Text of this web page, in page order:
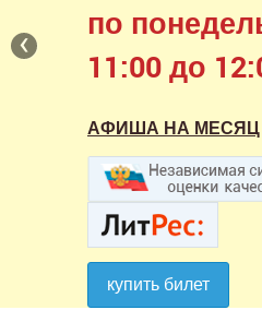
в нашем
АФИША НА МЕСЯЦ
купить билет
по
11:00 до
АФИША НА МЕСЯЦ
купить билет
‹